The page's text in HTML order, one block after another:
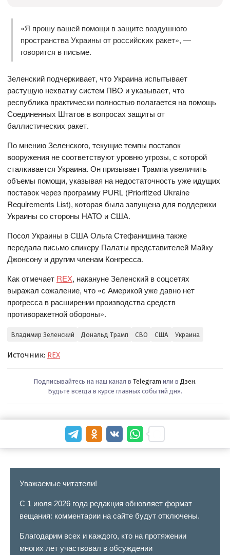
«Я прошу вашей помощи в защите воздушного
пространства Украины от российских ракет», —
говорится в письме.
Зеленский подчеркивает, что Украина испытывает
растущую нехватку систем ПВО и указывает, что
республика практически полностью полагается на помощь
Соединенных Штатов в вопросах защиты от
баллистических ракет.
По мнению Зеленского, текущие темпы поставок
вооружения не соответствуют уровню угрозы, с которой
сталкивается Украина. Он призывает Трампа увеличить
объемы помощи, указывая на недостаточность уже идущих
поставок через программу PURL (Prioritized Ukraine
Requirements List), которая была запущена для поддержки
Украины со стороны НАТО и США.
Посол Украины в США Ольга Стефанишина также
передала письмо спикеру Палаты представителей Майку
Джонсону и другим членам Конгресса.
Как отмечает REX, накануне Зеленский в соцсетях
выражал сожаление, что «с Америкой уже давно нет
прогресса в расширении производства средств
противоракетной обороны».
Владимир Зеленский Дональд Трамп СВО США Украина
Источник: REX
Подписывайтесь на наш канал в Telegram или в Дзен.
Будьте всегда в курсе главных событий дня.
Уважаемые читатели!
С 1 июля 2026 года редакция обновляет формат
вещания: комментарии на сайте будут отключены.
Благодарим всех и каждого, кто на протяжении
многих лет участвовал в обсуждении